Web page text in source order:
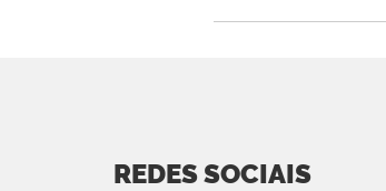
REDES SOCIAIS